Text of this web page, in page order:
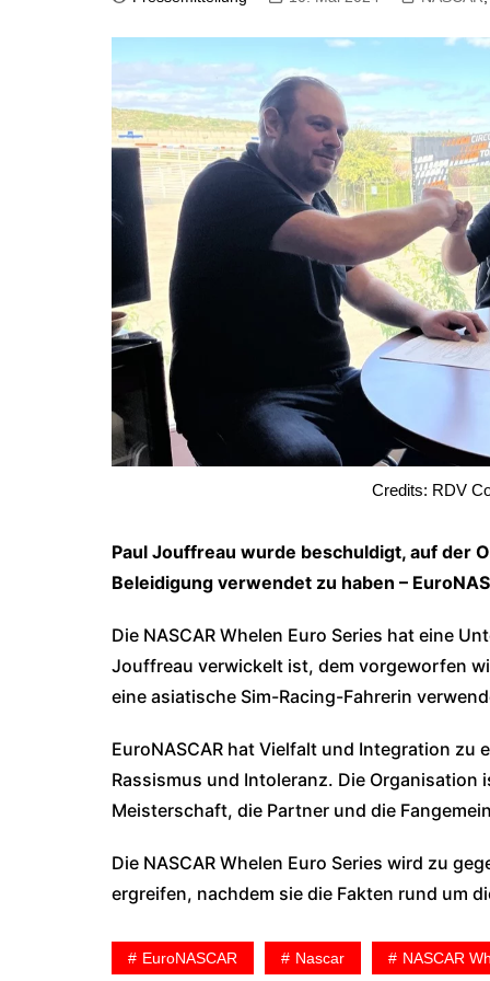
NASCAR Mexico Series
Credits: RDV
Paul Jouffreau wurde beschuldigt, auf der
Beleidigung verwendet zu haben –
Die NASCAR Whelen Euro Series hat eine
Jouffreau verwickelt ist, dem vorgeworfen
eine asiatische Sim-Racing-Fahrerin
EuroNASCAR hat Vielfalt und Integration
Rassismus und Intoleranz. Die
Meisterschaft, die Partner und die
Die NASCAR Whelen Euro Series wird zu
ergreifen, nachdem sie die Fakten rund um
EuroNASCAR Nascar NASCAR